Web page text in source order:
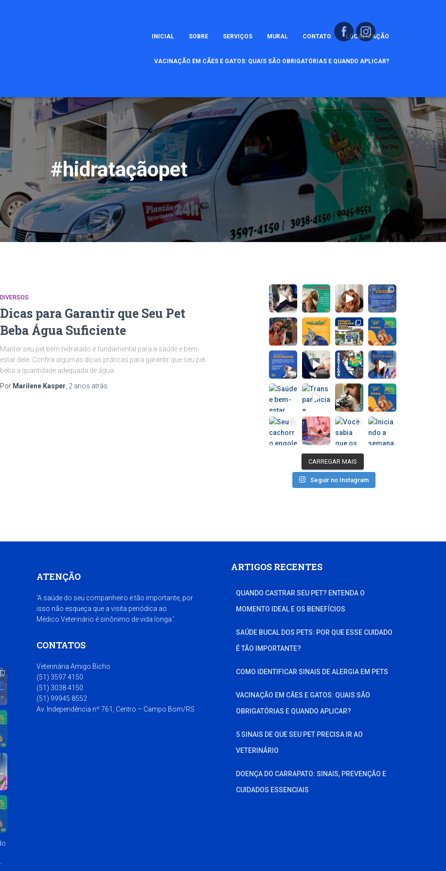
INICIAL SOBRE SERVIÇOS MURAL CONTATO LOCALIZAÇÃO
VACINAÇÃO EM CÃES E GATOS: QUAIS SÃO OBRIGATÓRIAS E QUANDO APLICAR?
#hidrataçãopet
DIVERSOS
Dicas para Garantir que Seu Pet
Beba Água Suficiente
Manter seu pet bem hidratado é fundamental para a saúde e bem-
estar dele. Confira algumas dicas práticas para garantir que seu pet
beba a quantidade adequada de água.
Por Marilene Kasper 2 anos atrás
CARREGAR MAIS
Seguir no Instagram
ATENÇÃO
‘A saúde do seu companheiro é tão importante, por
isso não esqueça que a visita periódica ao
Médico Veterinário é sinônimo de vida longa.’
CONTATOS
Veterinária Amigo Bicho
(51) 3597 4150
(51) 3038 4150
(51) 99945 8552
Av. Independência nº 761, Centro – Campo Bom/RS
ARTIGOS RECENTES
QUANDO CASTRAR SEU PET? ENTENDA O
MOMENTO IDEAL E OS BENEFÍCIOS
SAÚDE BUCAL DOS PETS: POR QUE ESSE CUIDADO
É TÃO IMPORTANTE?
COMO IDENTIFICAR SINAIS DE ALERGIA EM PETS
VACINAÇÃO EM CÃES E GATOS: QUAIS SÃO
OBRIGATÓRIAS E QUANDO APLICAR?
5 SINAIS DE QUE SEU PET PRECISA IR AO
VETERINÁRIO
DOENÇA DO CARRAPATO: SINAIS, PREVENÇÃO E
CUIDADOS ESSENCIAIS